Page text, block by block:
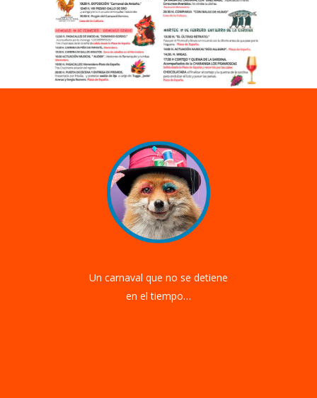
Un carnaval que no se detiene
en el tiempo…